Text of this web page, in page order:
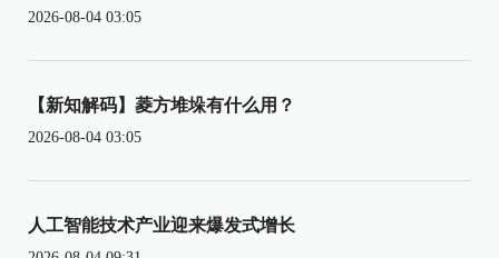
2026-08-04 03:05
【新知解码】菱方堆垛有什么用？
2026-08-04 03:05
人工智能技术产业迎来爆发式增长